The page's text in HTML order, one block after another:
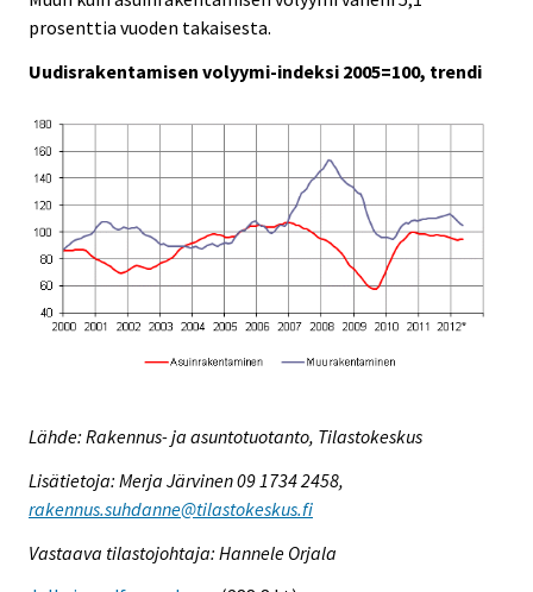
prosenttia vuoden takaisesta.
Uudisrakentamisen volyymi-indeksi 2005=100, trendi
Lähde: Rakennus- ja asuntotuotanto, Tilastokeskus
Lisätietoja: Merja Järvinen 09 1734 2458,
rakennus.suhdanne@tilastokeskus.fi
Vastaava tilastojohtaja: Hannele Orjala